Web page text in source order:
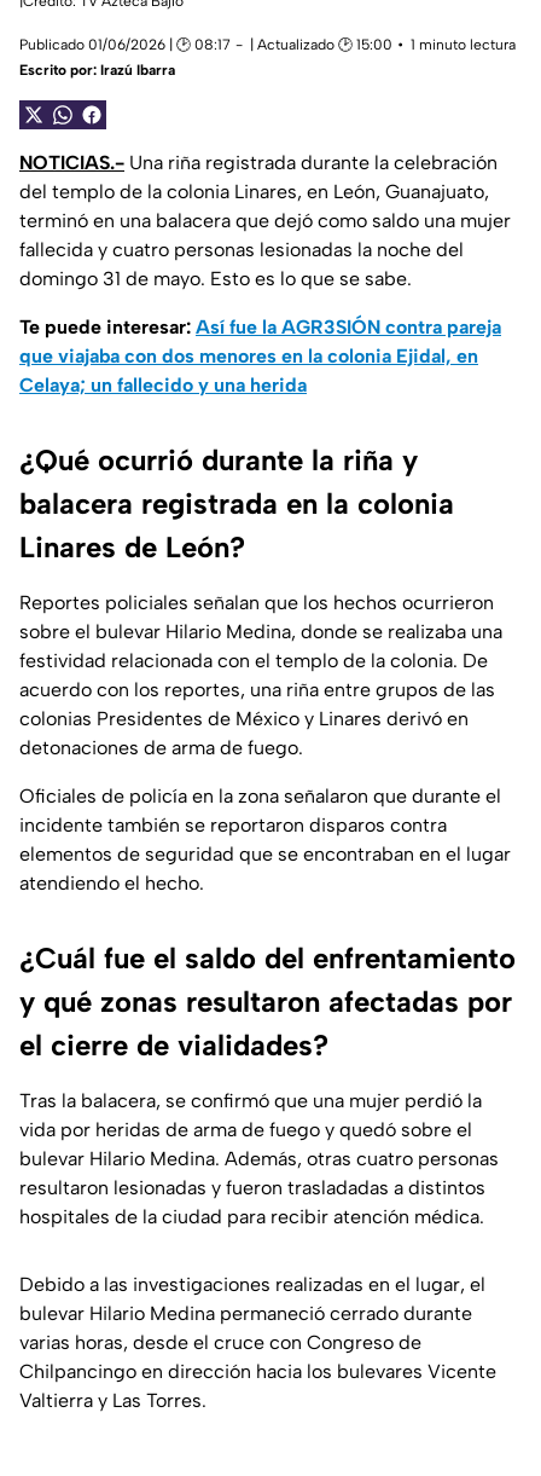
Publicado 01/06/2026 | 🕑 08:17 | Actualizado 🕑 15:00
1 minuto lectura
Escrito por: Irazú Ibarra
NOTICIAS.- Una riña registrada durante la celebración
del templo de la colonia Linares, en León, Guanajuato,
terminó en una balacera que dejó como saldo una mujer
fallecida y cuatro personas lesionadas la noche del
domingo 31 de mayo. Esto es lo que se sabe.
Te puede interesar: Así fue la AGR3SIÓN contra pareja
que viajaba con dos menores en la colonia Ejidal, en
Celaya; un fallecido y una herida
¿Qué ocurrió durante la riña y
balacera registrada en la colonia
Linares de León?
Reportes policiales señalan que los hechos ocurrieron
sobre el bulevar Hilario Medina, donde se realizaba una
festividad relacionada con el templo de la colonia. De
acuerdo con los reportes, una riña entre grupos de las
colonias Presidentes de México y Linares derivó en
detonaciones de arma de fuego.
Oficiales de policía en la zona señalaron que durante el
incidente también se reportaron disparos contra
elementos de seguridad que se encontraban en el lugar
atendiendo el hecho.
¿Cuál fue el saldo del enfrentamiento
y qué zonas resultaron afectadas por
el cierre de vialidades?
Tras la balacera, se confirmó que una mujer perdió la
vida por heridas de arma de fuego y quedó sobre el
bulevar Hilario Medina. Además, otras cuatro personas
resultaron lesionadas y fueron trasladadas a distintos
hospitales de la ciudad para recibir atención médica.
Debido a las investigaciones realizadas en el lugar, el
bulevar Hilario Medina permaneció cerrado durante
varias horas, desde el cruce con Congreso de
Chilpancingo en dirección hacia los bulevares Vicente
Valtierra y Las Torres.